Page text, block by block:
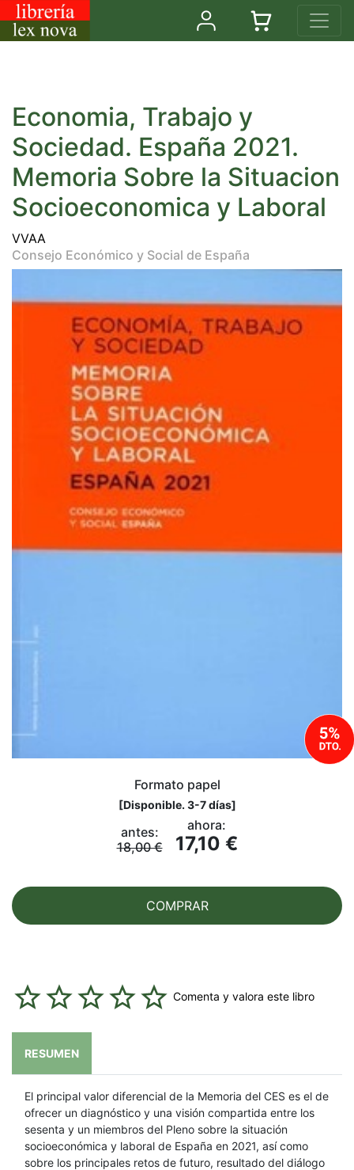
Economia, Trabajo y
Sociedad. España 2021.
Memoria Sobre la Situacion
Socioeconomica y Laboral
VVAA
Consejo Económico y Social de España
Formato papel
[Disponible. 3-7 días]
antes:
18,00 €
ahora:
17,10 €
COMPRAR
Comenta y valora este libro
RESUMEN
El principal valor diferencial de la Memoria del CES es el de
ofrecer un diagnóstico y una visión compartida entre los
sesenta y un miembros del Pleno sobre la situación
socioeconómica y laboral de España en 2021, así como
sobre los principales retos de futuro, resultado del diálogo